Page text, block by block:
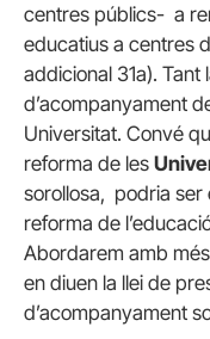
centres públics- a
educatius a centres
addicional 31a).
d’acompanyament
Universitat. Convé
reforma de les
sorollosa, podria ser
reforma de
Abordarem amb
en diuen la llei de
d’acompanyament